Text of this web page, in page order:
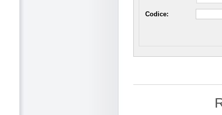
Codice: